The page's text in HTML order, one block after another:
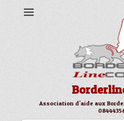
Association d'aide aux